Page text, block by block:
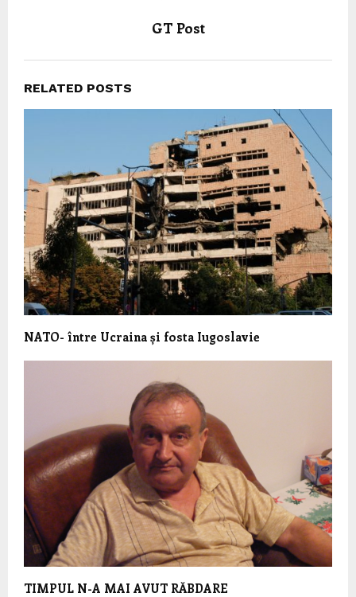
GT Post
RELATED POSTS
NATO- între Ucraina și fosta Iugoslavie
TIMPUL N-A MAI AVUT RĂBDARE